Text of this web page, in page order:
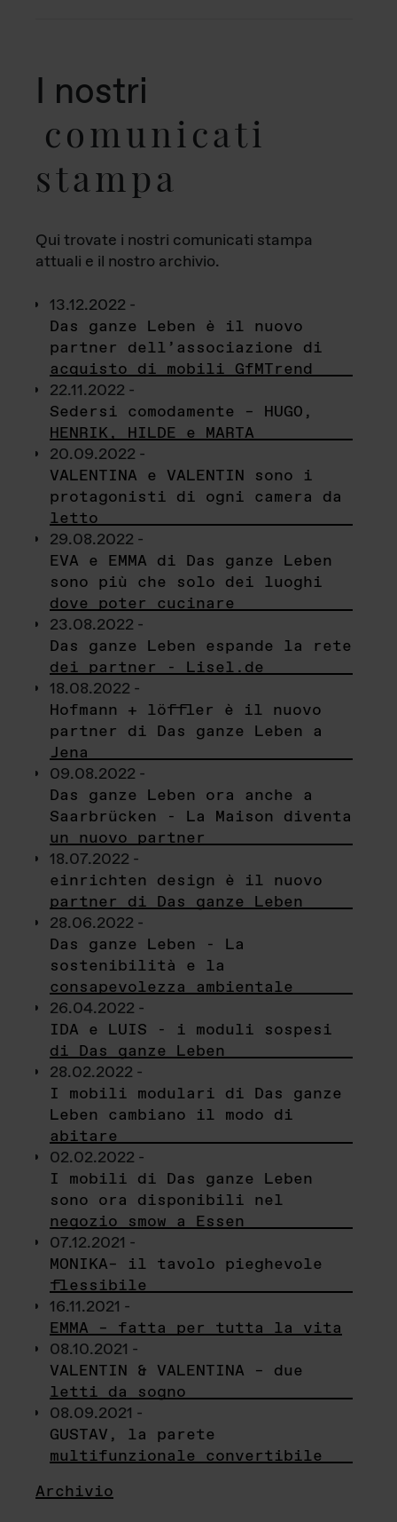
I nostri
comunicati
stampa
Qui trovate i nostri comunicati stampa
attuali e il nostro archivio.
13.12.2022 -
Das ganze Leben è il nuovo
partner dell’associazione di
acquisto di mobili GfMTrend
22.11.2022 -
Sedersi comodamente – HUGO,
HENRIK, HILDE e MARTA
20.09.2022 -
VALENTINA e VALENTIN sono i
protagonisti di ogni camera da
letto
29.08.2022 -
EVA e EMMA di Das ganze Leben
sono più che solo dei luoghi
dove poter cucinare
23.08.2022 -
Das ganze Leben espande la rete
dei partner - Lisel.de
18.08.2022 -
Hofmann + löffler è il nuovo
partner di Das ganze Leben a
Jena
09.08.2022 -
Das ganze Leben ora anche a
Saarbrücken - La Maison diventa
un nuovo partner
18.07.2022 -
einrichten design è il nuovo
partner di Das ganze Leben
28.06.2022 -
Das ganze Leben - La
sostenibilità e la
consapevolezza ambientale
26.04.2022 -
IDA e LUIS - i moduli sospesi
di Das ganze Leben
28.02.2022 -
I mobili modulari di Das ganze
Leben cambiano il modo di
abitare
02.02.2022 -
I mobili di Das ganze Leben
sono ora disponibili nel
negozio smow a Essen
07.12.2021 -
MONIKA– il tavolo pieghevole
flessibile
16.11.2021 -
EMMA – fatta per tutta la vita
08.10.2021 -
VALENTIN & VALENTINA – due
letti da sogno
08.09.2021 -
GUSTAV, la parete
multifunzionale convertibile
Archivio